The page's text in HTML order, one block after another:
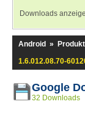
Downloads
Android »
1.6.012.08.70-
Google
32 Downloads